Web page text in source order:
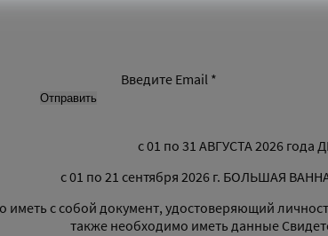
Введите Email *
с 01 по 31 АВГУСТА 2026
с 01 по 21 сентября 2026 г. БОЛЬШАЯ
с собой документ, удостоверяющий
также необходимо иметь данные